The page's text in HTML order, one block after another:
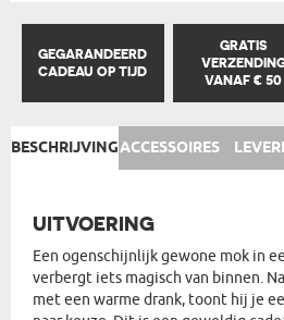
GEGARANDEERD
CADEAU OP TIJD
GRATIS
VANAF € 50
BESCHRIJVINGACCESSOIRES
UITVOERING
Een ogenschijnlijk gewone mok in
verbergt iets magisch van binnen.
met een warme drank, toont hij je